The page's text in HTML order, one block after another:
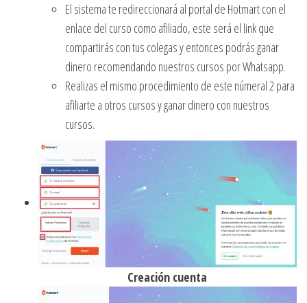
El sistema te redireccionará al portal de Hotmart con el
enlace del curso como afiliado, este será el link que
compartirás con tus colegas y entonces podrás ganar
dinero recomendando nuestros cursos por Whatsapp.
Realizas el mismo procedimiento de este númeral 2 para
afiliarte a otros cursos y ganar dinero con nuestros
cursos.
Creación cuenta